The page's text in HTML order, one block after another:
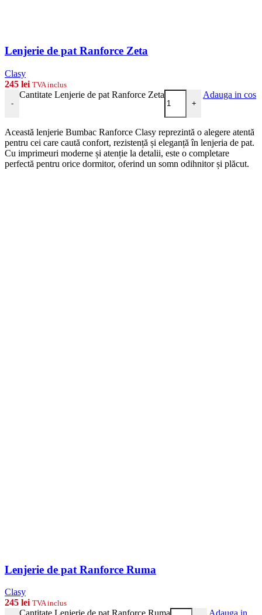
Lenjerie de pat Ranforce Zeta
Clasy
245 lei TVA inclus
-
Cantitate Lenjerie de pat Ranforce Zeta
+
Adauga in cos
Această lenjerie Bumbac Ranforce Clasy reprezintă o alegere atentă
pentru cei care caută confort, rezistență și eleganță în lenjeria de pat.
Cu imprimeuri moderne și atenție la detalii, este o completare
perfectă pentru orice dormitor, oferind un somn odihnitor și plăcut.
Lenjerie de pat Ranforce Ruma
Clasy
245 lei TVA inclus